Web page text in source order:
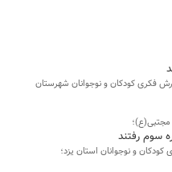
هنری شماره ۲ کانون پرورش فکری کودکان و نوجوانان شهرستان
سوم رفتند
و نوجوانان استان یزد؛